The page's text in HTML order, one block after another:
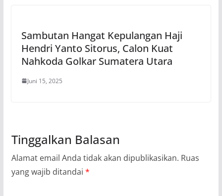
Sambutan Hangat Kepulangan Haji
Hendri Yanto Sitorus, Calon Kuat
Nahkoda Golkar Sumatera Utara
Juni 15, 2025
Tinggalkan Balasan
Alamat email Anda tidak akan dipublikasikan. Ruas
yang wajib ditandai *